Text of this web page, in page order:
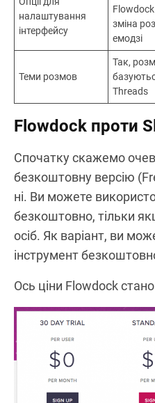
налаштування
інтерфейсу
зміна
емодзі
Теми розмов
Так,
Threads
Flowdock проти
Спочатку скажемо
безкоштовну версію
ні. Ви можете
безкоштовно, тільки
осіб. Як варіант, ви
інструмент
Ось ціни Flowdock